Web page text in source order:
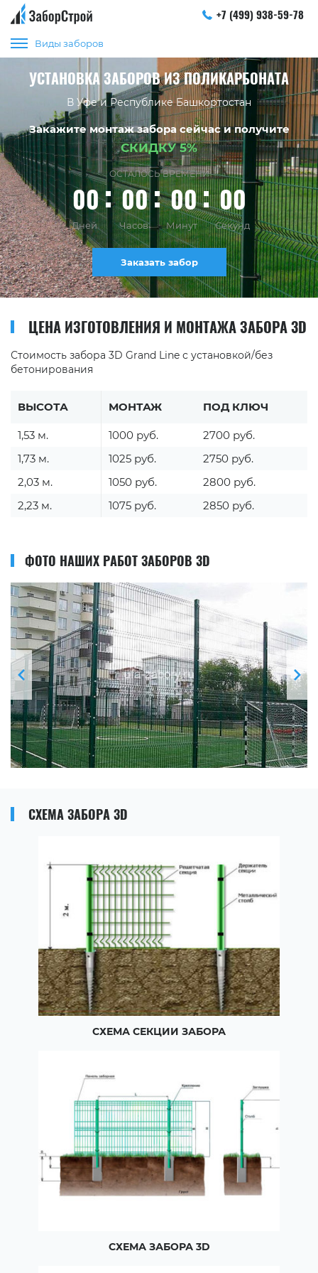
+7 (499) 938-59-78
Виды заборов
УСТАНОВКА ЗАБОРОВ ИЗ ПОЛИКАРБОНАТА
В Уфе и Республике Башкортостан
Закажите монтаж забора сейчас и получите
СКИДКУ 5%
ОСТАЛОСЬ ВРЕМЕНИ
00 00 00 00
Дней Часов Минут Секунд
Заказать забор
ЦЕНА ИЗГОТОВЛЕНИЯ И МОНТАЖА ЗАБОРА 3D
Стоимость забора 3D Grand Line с установкой/без
бетонирования
ВЫСОТА МОНТАЖ ПОД КЛЮЧ
1,53 м. 1000 руб.
2700 руб.
1,73 м.
1025 руб.
2750 руб.
2,03 м.
1050 руб.
2800 руб.
2,23 м.
1075 руб. 2850 руб.
ФОТО НАШИХ РАБОТ ЗАБОРОВ 3D
СХЕМА ЗАБОРА 3D
СХЕМА СЕКЦИИ ЗАБОРА
СХЕМА ЗАБОРА 3D